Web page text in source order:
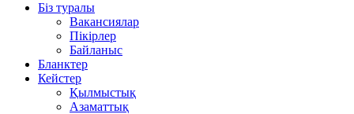
Біз туралы
Вакансиялар
Пікірлер
Байланыс
Бланктер
Кейстер
Қылмыстық
Азаматтық